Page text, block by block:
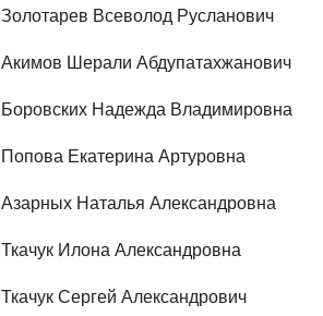
Золотарев Всеволод Русланович
Акимов Шерали Абдупатахжанович
Боровских Надежда Владимировна
Попова Екатерина Артуровна
Азарных Наталья Александровна
Ткачук Илона Александровна
Ткачук Сергей Александрович